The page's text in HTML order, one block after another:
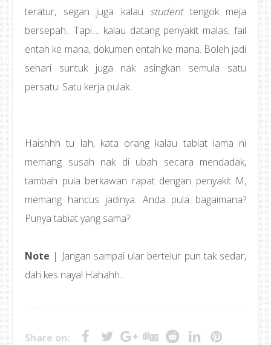
teratur, segan juga kalau studenttengok meja
bersepah.. Tapi.... kalau datang penyakit malas, fail
entah ke mana, dokumen entah ke mana. Boleh jadi
sehari suntuk juga nak asingkan semula satu
persatu. Satu kerja pulak..
Haishhh tu lah, kata orang kalau tabiat lama ni
memang susah nak di ubah secara mendadak,
tambah pula berkawan rapat dengan penyakit M,
memang hancus jadinya. Anda pula bagaimana?
Punya tabiat yang sama?
Note | Jangan sampai ular bertelur pun tak sedar,
dah kes naya! Hahahh..
Share on: